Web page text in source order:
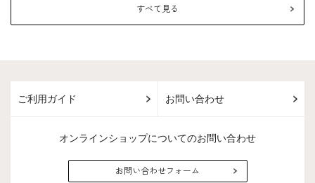
すべて見る
ご利用ガイド お問い合わせ
オンラインショップについてのお問い合わせ
お問い合わせフォーム